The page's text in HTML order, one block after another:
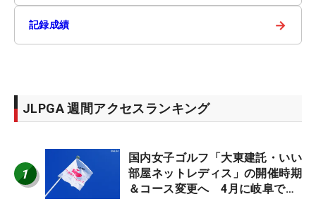
記録成績 →
JLPGA 週間アクセスランキング
1
国内女子ゴルフ「大東建託・いい
部屋ネットレディス」の開催時期
＆コース変更へ 4月に岐阜で開